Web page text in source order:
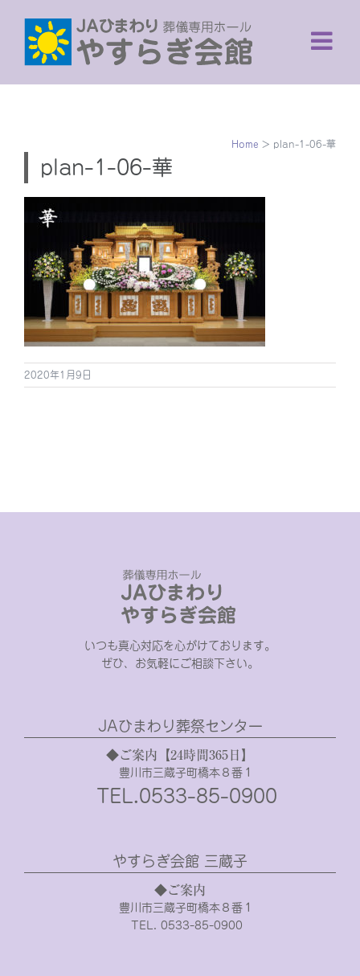
content
Home > plan-1-06-華
plan-1-06-華
2020年1月9日
いつも真心対応を心がけております。
ぜひ、お気軽にご相談下さい。
JAひまわり葬祭センター
◆ご案内【24時間365日】
豊川市三蔵子町橋本８番１
TEL.0533-85-0900
やすらぎ会館 三蔵子
◆ご案内
豊川市三蔵子町橋本８番１
TEL. 0533-85-0900